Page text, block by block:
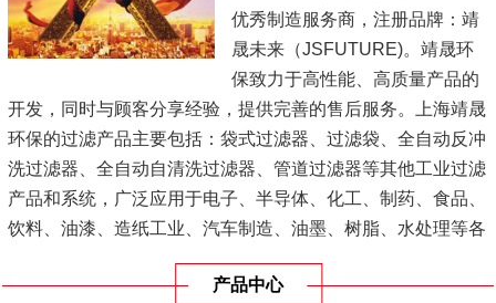
优秀制造服务商，注册品牌：靖
晟未来（JSFUTURE)。靖晟环
保致力于高性能、高质量产品的
开发，同时与顾客分享经验，提供完善的售后服务。上海靖晟
环保的过滤产品主要包括：袋式过滤器、过滤袋、全自动反冲
洗过滤器、全自动自清洗过滤器、管道过滤器等其他工业过滤
产品和系统，广泛应用于电子、半导体、化工、制药、食品、
饮料、油漆、造纸工业、汽车制造、油墨、树脂、水处理等各
我司过滤器已远销欧美和亚太地区的诸多国家和地区。同时也
产品中心